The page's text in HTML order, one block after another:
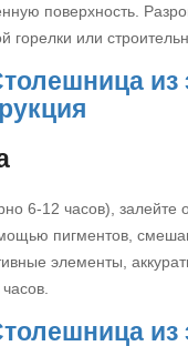
поверхность.
горелки или
6-12 часов), залейте
пигментов,
элементы,